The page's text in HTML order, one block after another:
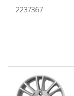
2237367